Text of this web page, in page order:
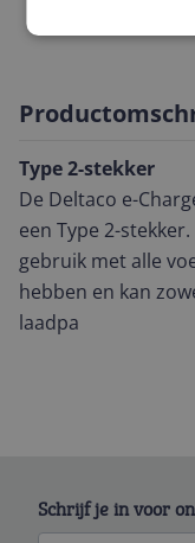
Type 2-stekker
De Deltaco e-
een Type 2-
gebruik met alle
hebben en kan
laadpa
Schrijf je in voor